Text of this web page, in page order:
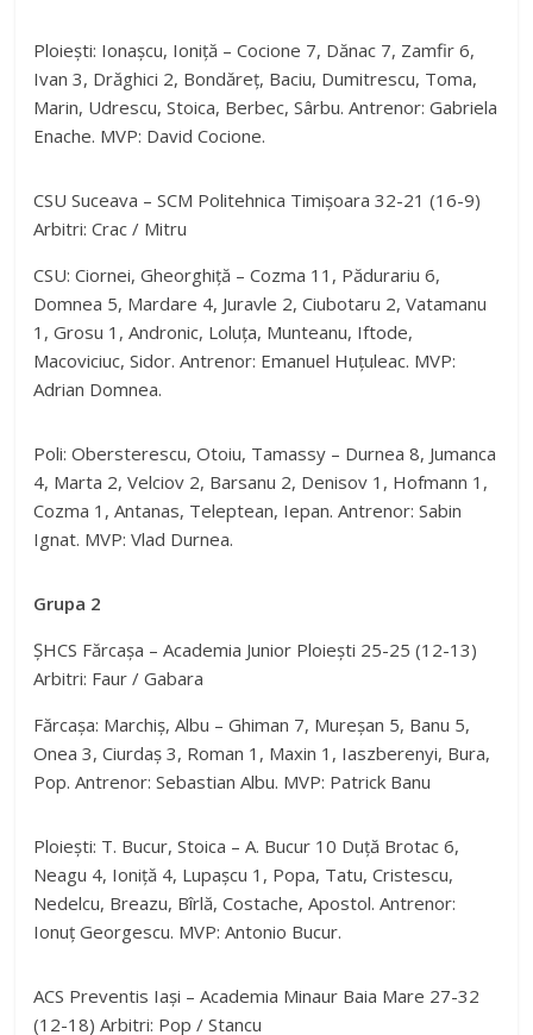
Ploiești: Ionașcu, Ioniță – Cocione 7, Dănac 7, Zamfir 6,
Ivan 3, Drăghici 2, Bondăreț, Baciu, Dumitrescu, Toma,
Marin, Udrescu, Stoica, Berbec, Sârbu. Antrenor: Gabriela
Enache. MVP: David Cocione.
CSU Suceava – SCM Politehnica Timișoara 32-21 (16-9)
Arbitri: Crac / Mitru
CSU: Ciornei, Gheorghiță – Cozma 11, Pădurariu 6,
Domnea 5, Mardare 4, Juravle 2, Ciubotaru 2, Vatamanu
1, Grosu 1, Andronic, Loluța, Munteanu, Iftode,
Macoviciuc, Sidor. Antrenor: Emanuel Huțuleac. MVP:
Adrian Domnea.
Poli: Obersterescu, Otoiu, Tamassy – Durnea 8, Jumanca
4, Marta 2, Velciov 2, Barsanu 2, Denisov 1, Hofmann 1,
Cozma 1, Antanas, Teleptean, Iepan. Antrenor: Sabin
Ignat. MVP: Vlad Durnea.
Grupa 2
ȘHCS Fărcașa – Academia Junior Ploiești 25-25 (12-13)
Arbitri: Faur / Gabara
Fărcașa: Marchiș, Albu – Ghiman 7, Mureșan 5, Banu 5,
Onea 3, Ciurdaș 3, Roman 1, Maxin 1, Iaszberenyi, Bura,
Pop. Antrenor: Sebastian Albu. MVP: Patrick Banu
Ploiești: T. Bucur, Stoica – A. Bucur 10 Duță Brotac 6,
Neagu 4, Ioniță 4, Lupașcu 1, Popa, Tatu, Cristescu,
Nedelcu, Breazu, Bîrlă, Costache, Apostol. Antrenor:
Ionuț Georgescu. MVP: Antonio Bucur.
ACS Preventis Iași – Academia Minaur Baia Mare 27-32
(12-18) Arbitri: Pop / Stancu